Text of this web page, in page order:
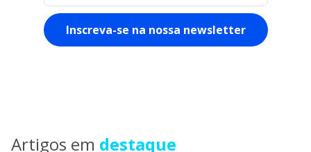
Artigos em destaque